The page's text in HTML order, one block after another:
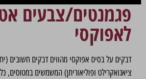
פגמנטים/צבעים
לאפוקסי
דבקים על בסיס אפוקסי מהווים דבקים חשובים
ציאנואקרילט ופוליאוריתן) המשמשים במטוסים,